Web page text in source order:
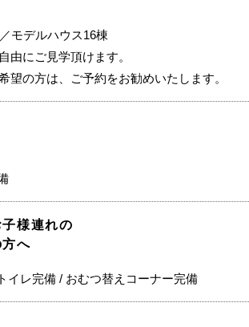
モデルハウス16棟
由にご見学頂けます。
望の方は、ご予約をお勧めいたします。
様連れの
方へ
イレ完備 / おむつ替えコーナー完備